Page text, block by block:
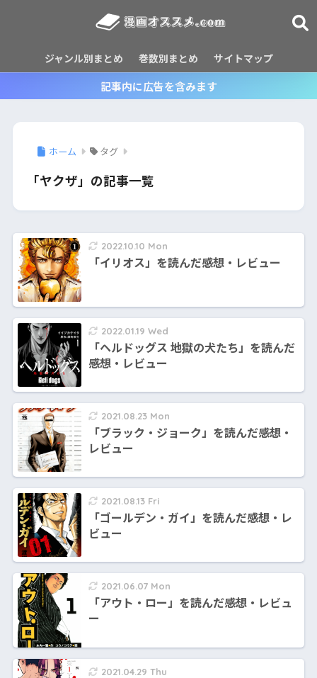
ジャンル別まとめ 巻数別まとめ サイトマップ
記事内に広告を含みます
ホーム タグ
「ヤクザ」の記事一覧
2022.10.10 Mon
「イリオス」を読んだ感想・レビュー
2022.01.19 Wed
「ヘルドッグス 地獄の犬たち」を読んだ
感想・レビュー
2021.08.23 Mon
「ブラック・ジョーク」を読んだ感想・
レビュー
2021.08.13 Fri
「ゴールデン・ガイ」を読んだ感想・レ
ビュー
2021.06.07 Mon
「アウト・ロー」を読んだ感想・レビュ
ー
2021.04.29 Thu